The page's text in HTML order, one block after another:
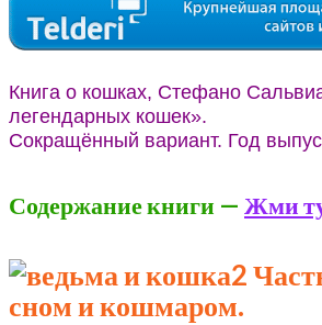
Книга о кошках, Стефано
легендарных кошек».
Сокращённый вариант. Год
Содержание книги — Жми
2
сном и кошмаром.